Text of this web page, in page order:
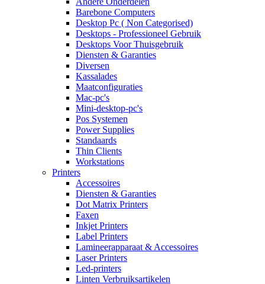
Barebone Computers
Desktop Pc ( Non Categorised)
Desktops - Professioneel Gebruik
Desktops Voor Thuisgebruik
Diensten & Garanties
Diversen
Kassalades
Maatconfiguraties
Mac-pc's
Mini-desktop-pc's
Pos Systemen
Power Supplies
Standaards
Thin Clients
Workstations
Printers
Accessoires
Diensten & Garanties
Dot Matrix Printers
Faxen
Inkjet Printers
Label Printers
Lamineerapparaat & Accessoires
Laser Printers
Led-printers
Linten Verbruiksartikelen